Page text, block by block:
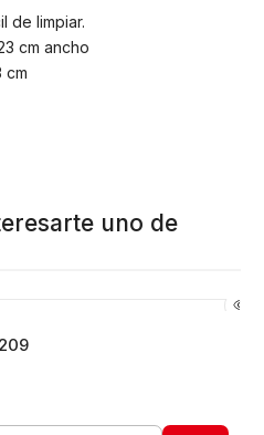
de limpiar.
cm ancho
cm
uno de